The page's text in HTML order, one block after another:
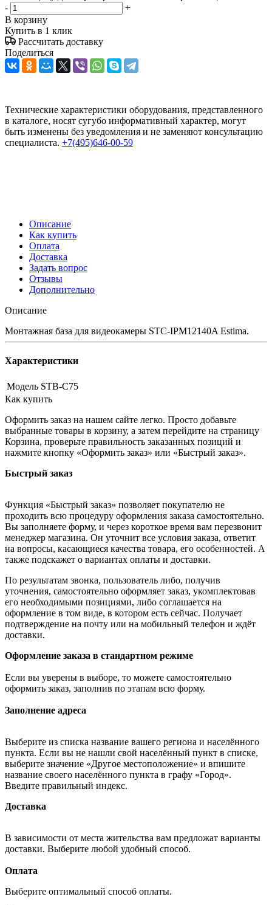
-
+
В корзину
Купить в 1 клик
Рассчитать доставку
Поделиться
Технические характеристики оборудования, представленного
в каталоге, носят сугубо информативный характер, могут
быть изменены без уведомления и не заменяют консультацию
специалиста. +7(495)646-00-59
Описание
Как купить
Оплата
Доставка
Задать вопрос
Отзывы
Дополнительно
Описание
Монтажная база для видеокамеры STC-IPM12140A Estima.
Характеристики
Модель STB-C75
Как купить
Оформить заказ на нашем сайте легко. Просто добавьте
выбранные товары в корзину, а затем перейдите на страницу
Корзина, проверьте правильность заказанных позиций и
нажмите кнопку «Оформить заказ» или «Быстрый заказ».
Быстрый заказ
Функция «Быстрый заказ» позволяет покупателю не
проходить всю процедуру оформления заказа самостоятельно.
Вы заполняете форму, и через короткое время вам перезвонит
менеджер магазина. Он уточнит все условия заказа, ответит
на вопросы, касающиеся качества товара, его особенностей. А
также подскажет о вариантах оплаты и доставки.
По результатам звонка, пользователь либо, получив
уточнения, самостоятельно оформляет заказ, укомплектовав
его необходимыми позициями, либо соглашается на
оформление в том виде, в котором есть сейчас. Получает
подтверждение на почту или на мобильный телефон и ждёт
доставки.
Оформление заказа в стандартном режиме
Если вы уверены в выборе, то можете самостоятельно
оформить заказ, заполнив по этапам всю форму.
Заполнение адреса
Выберите из списка название вашего региона и населённого
пункта. Если вы не нашли свой населённый пункт в списке,
выберите значение «Другое местоположение» и впишите
название своего населённого пункта в графу «Город».
Введите правильный индекс.
Доставка
В зависимости от места жительства вам предложат варианты
доставки. Выберите любой удобный способ.
Оплата
Выберите оптимальный способ оплаты.